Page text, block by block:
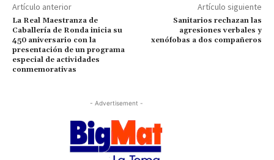
Artículo anterior
La Real Maestranza de
Caballería de Ronda inicia su
450 aniversario con la
presentación de un programa
especial de actividades
conmemorativas
Artículo siguiente
Sanitarios rechazan las
agresiones verbales y
xenófobas a dos compañeros
- Advertisement -